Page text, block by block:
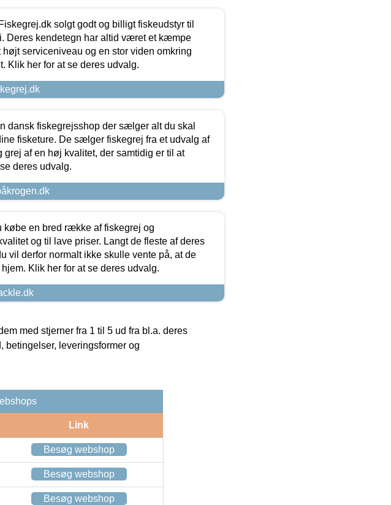
solgt godt og billigt fiskeudstyr til
Deres kendetegn har altid været et kæmpe
højt serviceniveau og en stor viden omkring
Klik her for at se deres udvalg.
dansk fiskegrejsshop der sælger alt du skal
fisketure. De sælger fiskegrej fra et udvalg af
grej af en høj kvalitet, der samtidig er til at
deres udvalg.
købe en bred række af fiskegrej og
og til lave priser. Langt de fleste af deres
vil derfor normalt ikke skulle vente på, at de
Klik her for at se deres udvalg.
med stjerner fra 1 til 5 ud fra bl.a. deres
betingelser, leveringsformer og
Link
Besøg webshop
Besøg webshop
Besøg webshop